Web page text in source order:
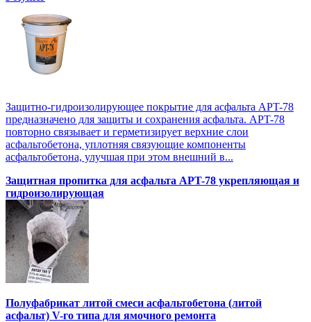
Защитно-гидроизолирующее покрытие для асфальта APT-78
предназначено для защиты и сохранения асфальта. APT-78
повторно связывает и герметизирует верхние слои
асфальтобетона, уплотняя связующие компоненты
асфальтобетона, улучшая при этом внешний в...
Защитная пропитка для асфальта APT-78 укрепляющая и
гидроизолирующая
Полуфабрикат литой смеси асфальтобетона (литой
асфальт) V-го типа для ямочного ремонта